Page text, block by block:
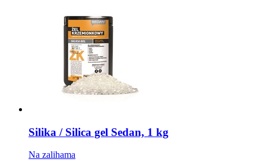
Silika / Silica gel Sedan, 1 kg
Na zalihama